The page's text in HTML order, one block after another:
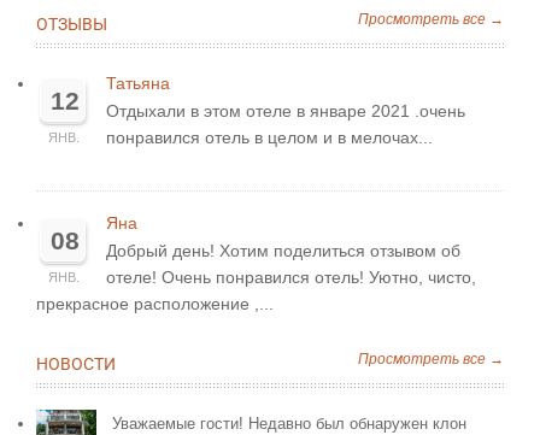
ОТЗЫВЫ Просмотреть все →
12
ЯНВ.
Татьяна
Отдыхали в этом отеле в январе 2021 .очень
понравился отель в целом и в мелочах...
08
ЯНВ.
Яна
Добрый день! Хотим поделиться отзывом об
отеле! Очень понравился отель! Уютно, чисто,
прекрасное расположение ,...
НОВОСТИ Просмотреть все →
Уважаемые гости! Недавно был обнаружен клон